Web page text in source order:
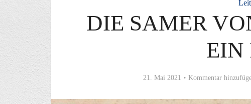
DIE SAMER
EIN
21. Mai 2021 Kommentar